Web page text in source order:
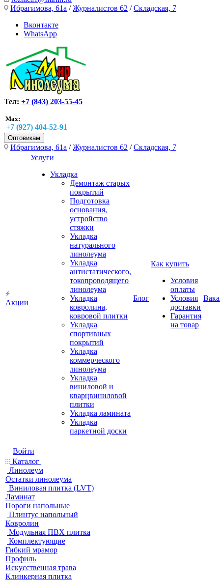
Ибрагимова, 61а /Журналистов 62 /Складская, 7
Вконтакте
WhatsApp
Тел: +7 (843) 203-55-45
Max:
+7 (927) 404-52-91
Оптовикам
Ибрагимова, 61а /Журналистов 62 /Складская, 7
Акции
Услуги
Укладка
Демонтаж старых
покрытий
Подготовка
основания,
устройство
стяжки
Укладка
натурального
линолеума
Укладка
антистатического,
токопроводящего
линолеума
Укладка
ковролина,
ковровой плитки
Укладка
спортивных
покрытий
Укладка
коммерческого
линолеума
Укладка
виниловой и
кварцвиниловой
плитки
Укладка ламината
Укладка
паркетной доски
Блог
Как купить
Условия
оплаты
Условия
доставки
Гарантия
на товар
Войти
Каталог
Линолеум
Остатки линолеума
Виниловая плитка (LVT)
Ламинат
Пороги напольные
Плинтус напольный
Ковролин
Модульная ПВХ плитка
Комплектующие
Гибкий мрамор
Профиль
Искусственная трава
Клинкерная плитка